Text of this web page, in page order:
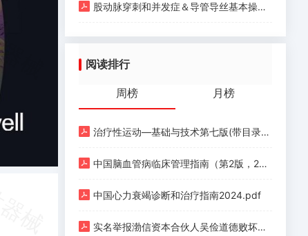
股动脉穿刺和并发症＆导管导丝基本操作.pdf
阅读排行
周榜 月榜
治疗性运动—基础与技术第七版(带目录).pdf
中国脑血管病临床管理指南（第2版，2023）.pdf
中国心力衰竭诊断和治疗指南2024.pdf
实名举报渤信资本合伙人吴俭道德败坏、玩弄女性.pdf